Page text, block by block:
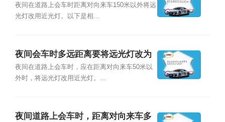
远将远光打开？
夜间在道路上会车时距离对向来车150米以外将远
光灯改用近光灯。以下是相...
夜间会车时多远距离要将远光灯改为
近光灯？
夜间在道路上会车时，应在距离对向来车50米以
外时，将远光灯改用近光灯。...
夜间道路上会车时，距离对向来车多